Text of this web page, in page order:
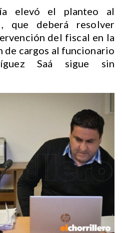
elevó el planteo al
que deberá resolver
del fiscal en la
de cargos al funcionario
Saá sigue sin